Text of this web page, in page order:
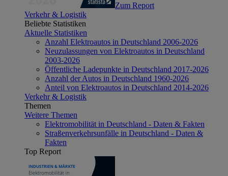
Zum Report
Verkehr & Logistik
Beliebte Statistiken
Aktuelle Statistiken
Anzahl Elektroautos in Deutschland 2006-2026
Neuzulassungen von Elektroautos in Deutschland
2003-2026
Öffentliche Ladepunkte in Deutschland 2017-2026
Anzahl der Autos in Deutschland 1960-2026
Anteil von Elektroautos in Deutschland 2014-2026
Verkehr & Logistik
Themen
Weitere Themen
Elektromobilität in Deutschland - Daten & Fakten
Straßenverkehrsunfälle in Deutschland - Daten &
Fakten
Top Report